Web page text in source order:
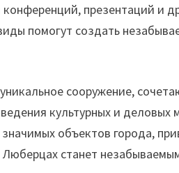
презентаций и
помогут создать
сооружение,
культурных и деловых
объектов города,
станет